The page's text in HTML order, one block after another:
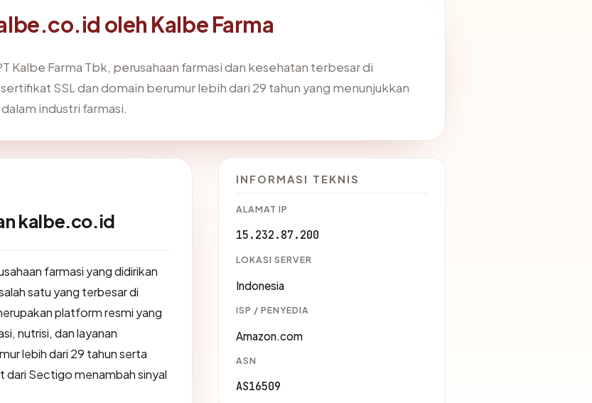
oleh Kalbe Farma
Kalbe Farma Tbk, perusahaan farmasi dan kesehatan terbesar di
SSL dan domain berumur lebih dari 29 tahun yang menunjukkan
industri farmasi.
kalbe.co.id
farmasi yang didirikan
satu yang terbesar di
platform resmi yang
nutrisi, dan layanan
lebih dari 29 tahun serta
dari Sectigo menambah sinyal
INFORMASI TEKNIS
ALAMAT IP
15.232.87.200
LOKASI SERVER
Indonesia
ISP / PENYEDIA
Amazon.com
ASN
AS16509